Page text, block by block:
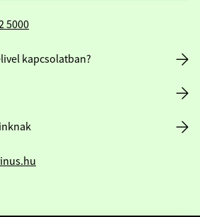
5000
kapcsolatban?